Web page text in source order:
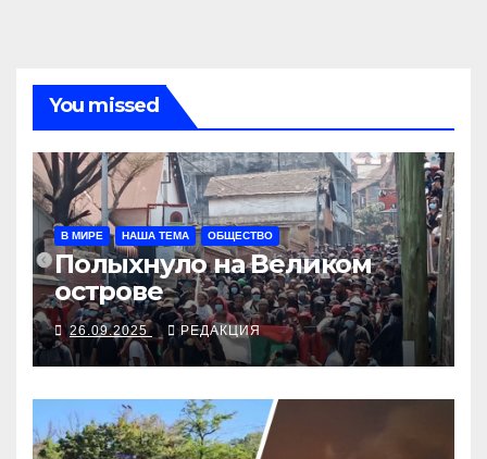
You missed
В МИРЕ НАША ТЕМА ОБЩЕСТВО
Полыхнуло на Великом
острове
26.09.2025 РЕДАКЦИЯ